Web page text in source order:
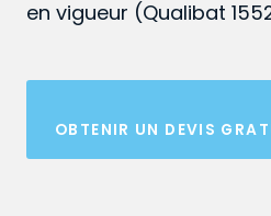
en vigueur (Qualibat
OBTENIR UN DEVIS